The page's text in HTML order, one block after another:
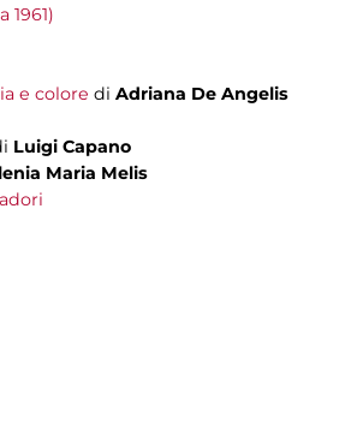
1961)
e colore di Adriana De Angelis
Luigi Capano
Maria Melis